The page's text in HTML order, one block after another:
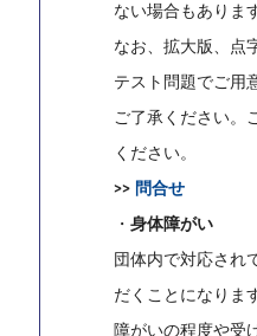
ない場合もありま
なお、拡大版、点
テスト問題でご用
ご了承ください。
ください。
>> 問合せ
・身体障がい
団体内で対応され
だくことになりま
障がいの程度や受